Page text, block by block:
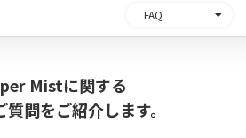
FAQ
Mistに関する
問をご紹介します。